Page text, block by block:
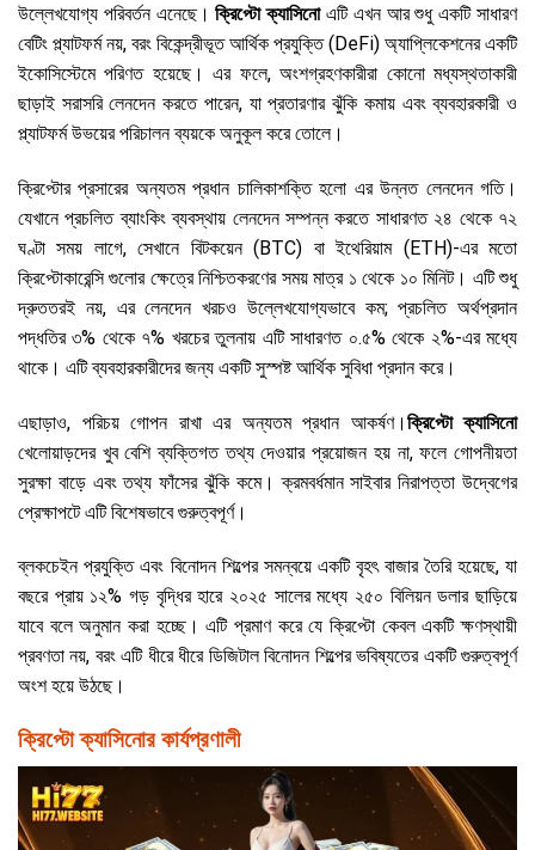
উল্লেখযোগ্য পরিবর্তন এনেছে। ক্রিপ্টো ক্যাসিনোএটি এখন আর শুধু একটি সাধারণ
বেটিং প্ল্যাটফর্ম নয়, বরং বিকেন্দ্রীভূত আর্থিক প্রযুক্তি (DeFi) অ্যাপ্লিকেশনের একটি
ইকোসিস্টেমে পরিণত হয়েছে। এর ফলে, অংশগ্রহণকারীরা কোনো মধ্যস্থতাকারী
ছাড়াই সরাসরি লেনদেন করতে পারেন, যা প্রতারণার ঝুঁকি কমায় এবং ব্যবহারকারী ও
প্ল্যাটফর্ম উভয়ের পরিচালন ব্যয়কে অনুকূল করে তোলে।
ক্রিপ্টোর প্রসারের অন্যতম প্রধান চালিকাশক্তি হলো এর উন্নত লেনদেন গতি।
যেখানে প্রচলিত ব্যাংকিং ব্যবস্থায় লেনদেন সম্পন্ন করতে সাধারণত ২৪ থেকে ৭২
ঘণ্টা সময় লাগে, সেখানে বিটকয়েন (BTC) বা ইথেরিয়াম (ETH)-এর মতো
ক্রিপ্টোকারেন্সি গুলোর ক্ষেত্রে নিশ্চিতকরণের সময় মাত্র ১ থেকে ১০ মিনিট। এটি শুধু
দ্রুততরই নয়, এর লেনদেন খরচও উল্লেখযোগ্যভাবে কম; প্রচলিত অর্থপ্রদান
পদ্ধতির ৩% থেকে ৭% খরচের তুলনায় এটি সাধারণত ০.৫% থেকে ২%-এর মধ্যে
থাকে। এটি ব্যবহারকারীদের জন্য একটি সুস্পষ্ট আর্থিক সুবিধা প্রদান করে।
এছাড়াও, পরিচয় গোপন রাখা এর অন্যতম প্রধান আকর্ষণ। ক্রিপ্টো ক্যাসিনো
খেলোয়াড়দের খুব বেশি ব্যক্তিগত তথ্য দেওয়ার প্রয়োজন হয় না, ফলে গোপনীয়তা
সুরক্ষা বাড়ে এবং তথ্য ফাঁসের ঝুঁকি কমে। ক্রমবর্ধমান সাইবার নিরাপত্তা উদ্বেগের
প্রেক্ষাপটে এটি বিশেষভাবে গুরুত্বপূর্ণ।
ব্লকচেইন প্রযুক্তি এবং বিনোদন শিল্পের সমন্বয়ে একটি বৃহৎ বাজার তৈরি হয়েছে, যা
বছরে প্রায় ১২% গড় বৃদ্ধির হারে ২০২৫ সালের মধ্যে ২৫০ বিলিয়ন ডলার ছাড়িয়ে
যাবে বলে অনুমান করা হচ্ছে। এটি প্রমাণ করে যে ক্রিপ্টো কেবল একটি ক্ষণস্থায়ী
প্রবণতা নয়, বরং এটি ধীরে ধীরে ডিজিটাল বিনোদন শিল্পের ভবিষ্যতের একটি গুরুত্বপূর্ণ
অংশ হয়ে উঠছে।
ক্রিপ্টো ক্যাসিনোর কার্যপ্রণালী